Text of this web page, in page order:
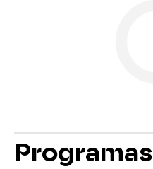
Programas